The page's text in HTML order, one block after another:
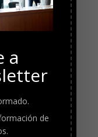
a
de